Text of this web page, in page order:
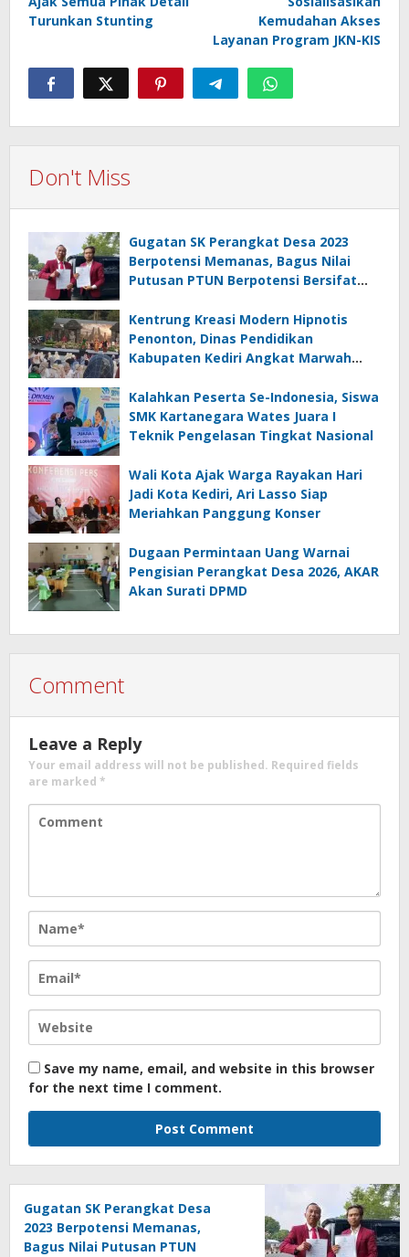
Turunkan Stunting
Kemudahan Akses
Layanan Program JKN-KIS
Don't Miss
Gugatan SK Perangkat Desa 2023
Berpotensi Memanas, Bagus Nilai
Putusan PTUN Berpotensi Bersifat
Kentrung Kreasi Modern Hipnotis
Penonton, Dinas Pendidikan
Kabupaten Kediri Angkat Marwah
Kalahkan Peserta Se-Indonesia, Siswa
SMK Kartanegara Wates Juara I
Teknik Pengelasan Tingkat Nasional
Wali Kota Ajak Warga Rayakan Hari
Jadi Kota Kediri, Ari Lasso Siap
Meriahkan Panggung Konser
Dugaan Permintaan Uang Warnai
Pengisian Perangkat Desa 2026, AKAR
Akan Surati DPMD
Comment
Leave a Reply
Your email address will not be published. Required fields
are marked *
Save my name, email, and website in this browser
for the next time I comment.
Gugatan SK Perangkat Desa
2023 Berpotensi Memanas,
Bagus Nilai Putusan PTUN